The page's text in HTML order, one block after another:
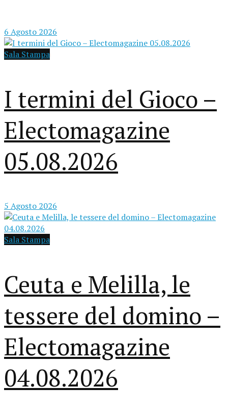
6 Agosto 2026
Sala Stampa
I termini del Gioco –
Electomagazine
05.08.2026
5 Agosto 2026
Sala Stampa
Ceuta e Melilla, le
tessere del domino –
Electomagazine
04.08.2026